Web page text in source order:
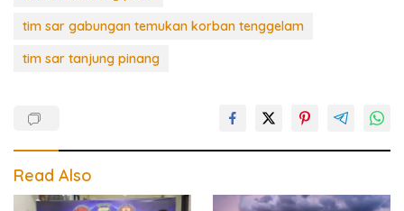
tim sar gabungan temukan korban tenggelam
tim sar tanjung pinang
Read Also